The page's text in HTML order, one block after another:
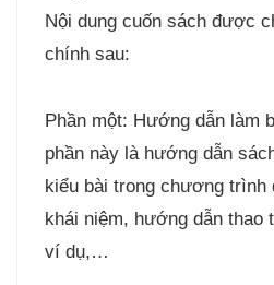
Nội dung cuốn sách được
chính sau:
Phần một: Hướng dẫn làm
phần này là hướng dẫn
kiểu bài trong chương trình
khái niệm, hướng dẫn thao
ví dụ,…